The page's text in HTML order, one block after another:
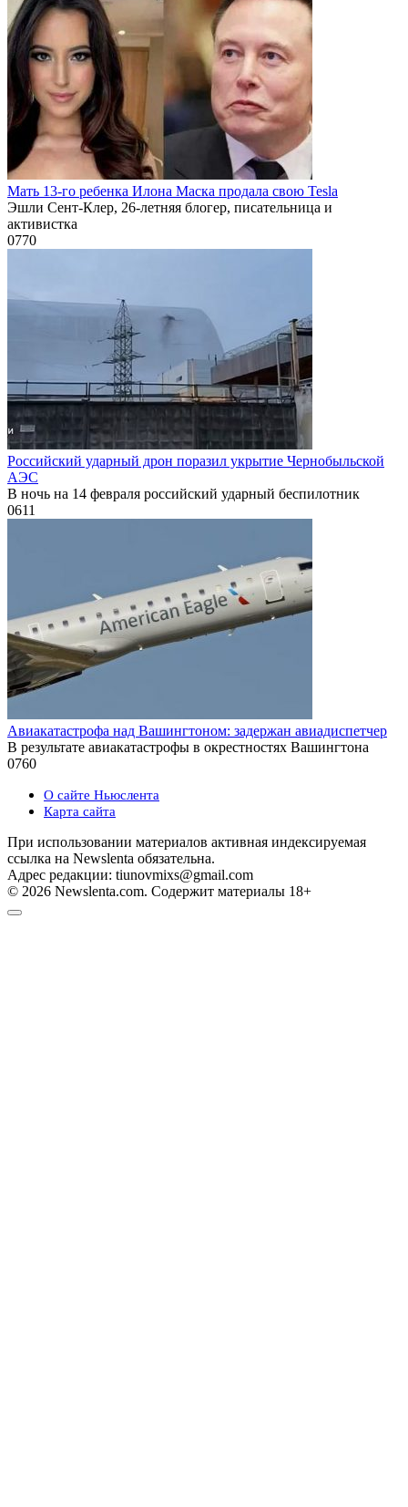
Мать 13-го ребенка Илона Маска продала свою Tesla
Эшли Сент-Клер, 26-летняя блогер, писательница и
активистка
0770
Российский ударный дрон поразил укрытие Чернобыльской
АЭС
В ночь на 14 февраля российский ударный беспилотник
0611
Авиакатастрофа над Вашингтоном: задержан авиадиспетчер
В результате авиакатастрофы в окрестностях Вашингтона
0760
О сайте Ньюслента
Карта сайта
При использовании материалов активная индексируемая
ссылка на Newslenta обязательна.
Адрес редакции: tiunovmixs@gmail.com
© 2026 Newslenta.com. Содержит материалы 18+